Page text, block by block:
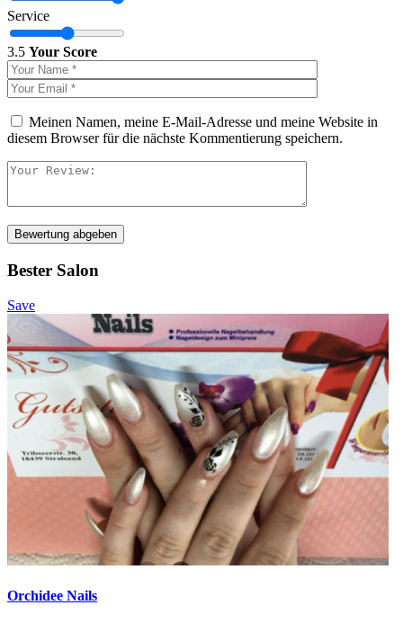
Service
3.5 Your Score
Meinen Namen, meine E-Mail-Adresse und meine Website in
diesem Browser für die nächste Kommentierung speichern.
Bewertung abgeben
Bester Salon
Save
Orchidee Nails